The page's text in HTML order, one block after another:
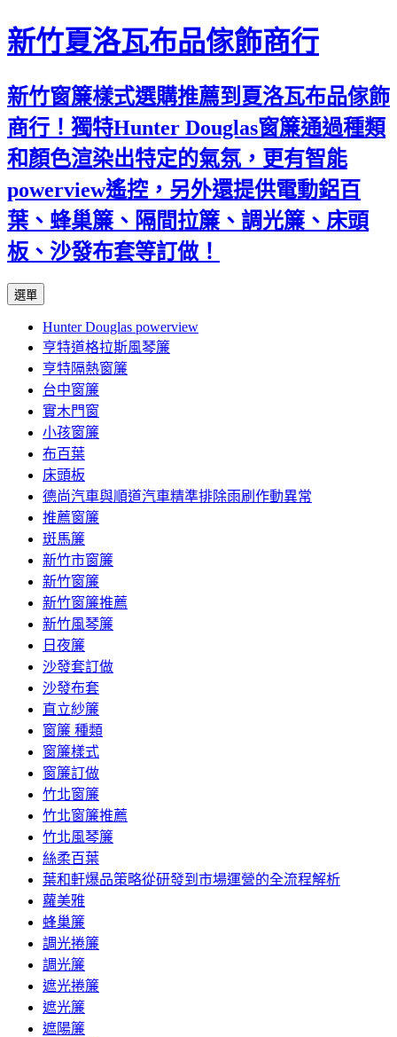
新竹夏洛瓦布品傢飾商行
新竹窗簾樣式選購推薦到夏洛瓦布品傢飾
商行！獨特Hunter Douglas窗簾通過種類
和顏色渲染出特定的氣氛，更有智能
powerview遙控，另外還提供電動鋁百
葉、蜂巢簾、隔間拉簾、調光簾、床頭
板、沙發布套等訂做！
選單
內
容
Hunter Douglas powerview
亨特道格拉斯風琴簾
亨特隔熱窗簾
台中窗簾
實木門窗
小孩窗簾
布百葉
床頭板
德尚汽車與順道汽車精準排除雨刷作動異常
推薦窗簾
斑馬簾
新竹市窗簾
新竹窗簾
新竹窗簾推薦
新竹風琴簾
日夜簾
沙發套訂做
沙發布套
直立紗簾
窗簾 種類
窗簾樣式
窗簾訂做
竹北窗簾
竹北窗簾推薦
竹北風琴簾
絲柔百葉
葉和軒爆品策略從研發到市場運營的全流程解析
蘿美雅
蜂巢簾
調光捲簾
調光簾
遮光捲簾
遮光簾
遮陽簾